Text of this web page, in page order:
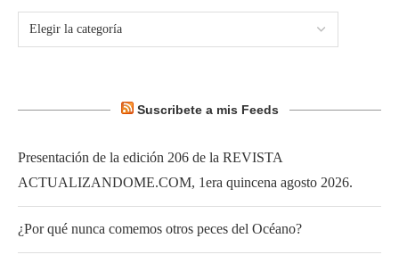
Suscribete a mis Feeds
Presentación de la edición 206 de la REVISTA
ACTUALIZANDOME.COM, 1era quincena agosto 2026.
¿Por qué nunca comemos otros peces del Océano?